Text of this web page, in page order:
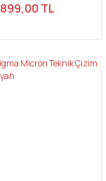
899,00 TL